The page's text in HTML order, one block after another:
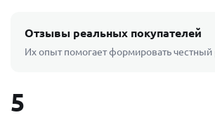
Отзывы реальных покупателей
Их опыт помогает формировать честный
5